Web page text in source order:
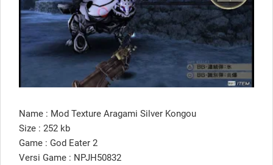
Name : Mod Texture Aragami Silver Kongou
Size : 252 kb
Game : God Eater 2
Versi Game : NPJH50832